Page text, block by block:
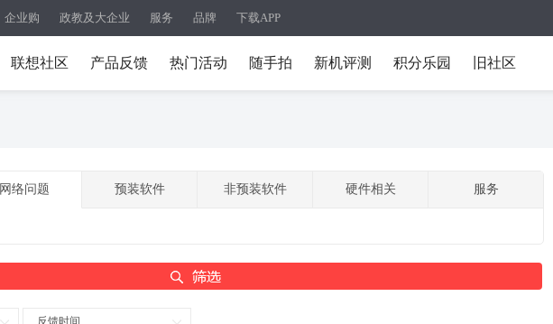
企业购 政教及大企业 服务 品牌 下载APP
联想社区 产品反馈 热门活动 随手拍 新机评测 积分乐园 旧社区
网络问题 预装软件 非预装软件 硬件相关 服务
反馈时间